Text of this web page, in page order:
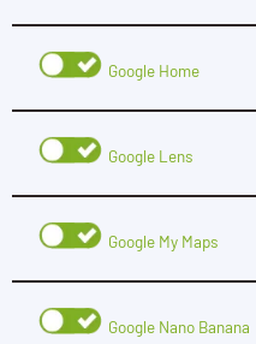
Google Home
Google Lens
Google My Maps
Google Nano Banana